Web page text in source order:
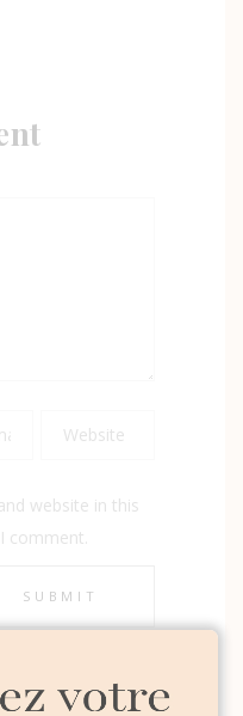
website in this
comment.